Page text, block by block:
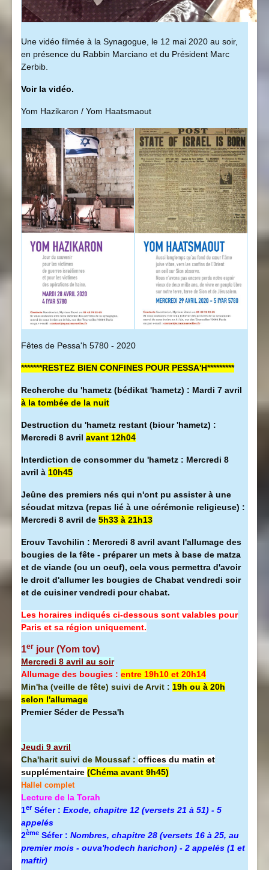
Une vidéo filmée à la Synagogue, le 12 mai 2020 au soir,
en présence du Rabbin Marciano et du Président Marc
Zerbib.
Voir la vidéo.
Yom Hazikaron / Yom Haatsmaout
Fêtes de Pessa'h 5780 - 2020
*******RESTEZ BIEN CONFINES POUR PESSA'H*********
Recherche du 'hametz (bédikat 'hametz) : Mardi 7 avril
à la tombée de la nuit
Destruction du 'hametz restant (biour 'hametz) :
Mercredi 8 avril avant 12h04
Interdiction de consommer du 'hametz : Mercredi 8
avril à 10h45
Jeûne des premiers nés qui n'ont pu assister à une
séoudat mitzva (repas lié à une cérémonie religieuse) :
Mercredi 8 avril de 5h33 à 21h13
Erouv Tavchilin : Mercredi 8 avril avant l'allumage des
bougies de la fête - préparer un mets à base de matza
et de viande (ou un oeuf), cela vous permettra d'avoir
le droit d'allumer les bougies de Chabat vendredi soir
et de cuisiner vendredi pour chabat.
Les horaires indiqués ci-dessous sont valables pour
Paris et sa région uniquement.
1er jour (Yom tov)
Mercredi 8 avril au soir
Allumage des bougies : entre 19h10 et 20h14
Min'ha (veille de fête) suivi de Arvit : 19h ou à 20h
selon l'allumage
Premier Séder de Pessa'h
Jeudi 9 avril
Cha'harit suivi de Moussaf : offices du matin et
supplémentaire (Chéma avant 9h45)
Hallel complet
Lecture de la Torah
1erSéfer : Exode, chapitre 12 (versets 21 à 51) - 5
appelés
2ème Séfer : Nombres, chapitre 28 (versets 16 à 25, au
premier mois - ouva'hodech harichon) - 2 appelés (1 et
maftir)